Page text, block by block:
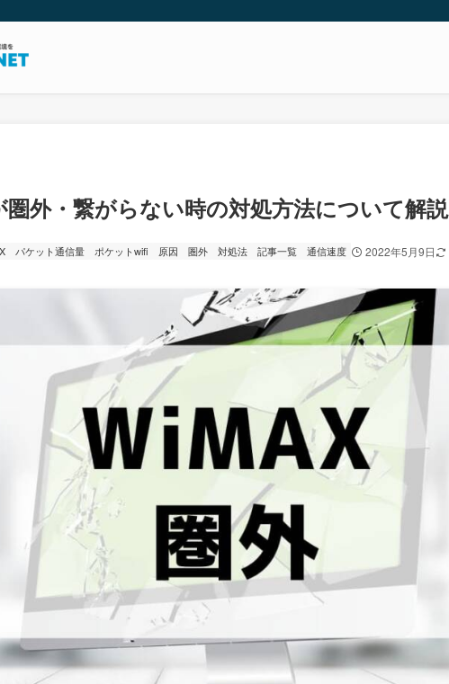
外・繋がらない時の対処方法について解説
パケット通信量 ポケットwifi 原因 圏外 対処法 記事一覧 通信速度 2022年5月9日